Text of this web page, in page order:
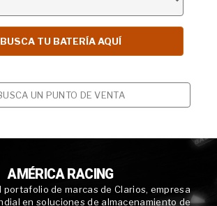
UN PUNTO DE VENTA
AMÉRICA RACING
portafolio de marcas de Clarios, empresa
en soluciones de almacenamiento de